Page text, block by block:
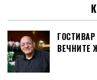
ВЕЧНИТЕ